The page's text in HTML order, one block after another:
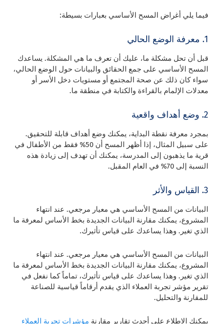
فيما يلي أغراض المسح الأساسي بعبارات بسيطة:
1. معرفة الوضع الحالي
قبل أن تحل مشكلة ما، عليك أن تعرف ما هي المشكلة. يساعدك
المسح الأساسي على جمع الحقائق والبيانات حول الوضع الحالي،
سواء كان ذلك عن صحة المجتمع أو مستويات دخل الأسر أو
معدلات الإلمام بالقراءة والكتابة في منطقة ما.
2. وضع أهداف واقعية
بمجرد معرفة نقطة البداية، يمكنك وضع أهداف قابلة للتحقيق.
على سبيل المثال، إذا أظهر المسح أن 50% فقط من الأطفال في
قرية ما يذهبون إلى المدرسة، يمكنك أن تهدف إلى زيادة هذه
النسبة إلى 70% في العام المقبل.
3. القياس والأثر
البيانات من المسح الأساسي هي معيار مرجعي. عند انتهاء
المشروع، يمكنك مقارنة البيانات الجديدة بخط الأساس لمعرفة ما
الذي تغير. وهذا يساعدك على قياس تأثيرك.
البيانات من المسح الأساسي هي معيار مرجعي. عند انتهاء
المشروع، يمكنك مقارنة البيانات الجديدة بخط الأساس لمعرفة ما
الذي تغير. وهذا يساعدك على قياس تأثيرك، تماماً كما نفعل في
تقرير مؤشر تجربة العملاء الذي يقدم أرقاماً قياسية للصناعة
للمقارنة والتحليل.
يمكنك الاطلاع على أحدث تقارير مقارنة مؤشرات تجربة العملاء